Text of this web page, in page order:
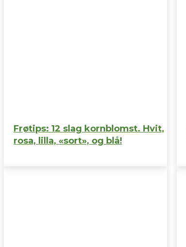
Frøtips: 12 slag kornblomst. Hvit,
rosa, lilla, «sort», og blå!